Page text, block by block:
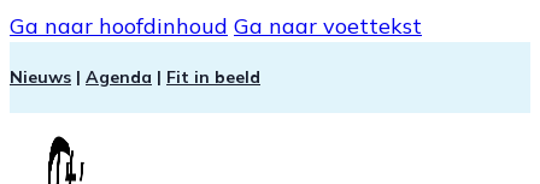
Ga naar hoofdinhoud Ga naar voettekst
Nieuws | Agenda | Fit in beeld